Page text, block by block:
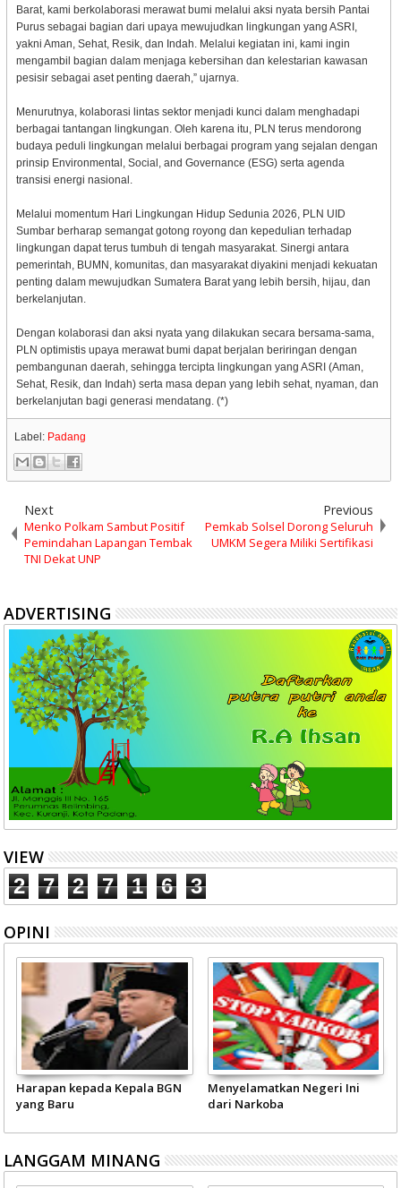
Barat, kami berkolaborasi merawat bumi melalui aksi nyata bersih Pantai
Purus sebagai bagian dari upaya mewujudkan lingkungan yang ASRI,
yakni Aman, Sehat, Resik, dan Indah. Melalui kegiatan ini, kami ingin
mengambil bagian dalam menjaga kebersihan dan kelestarian kawasan
pesisir sebagai aset penting daerah,” ujarnya.
Menurutnya, kolaborasi lintas sektor menjadi kunci dalam menghadapi
berbagai tantangan lingkungan. Oleh karena itu, PLN terus mendorong
budaya peduli lingkungan melalui berbagai program yang sejalan dengan
prinsip Environmental, Social, and Governance (ESG) serta agenda
transisi energi nasional.
Melalui momentum Hari Lingkungan Hidup Sedunia 2026, PLN UID
Sumbar berharap semangat gotong royong dan kepedulian terhadap
lingkungan dapat terus tumbuh di tengah masyarakat. Sinergi antara
pemerintah, BUMN, komunitas, dan masyarakat diyakini menjadi kekuatan
penting dalam mewujudkan Sumatera Barat yang lebih bersih, hijau, dan
berkelanjutan.
Dengan kolaborasi dan aksi nyata yang dilakukan secara bersama-sama,
PLN optimistis upaya merawat bumi dapat berjalan beriringan dengan
pembangunan daerah, sehingga tercipta lingkungan yang ASRI (Aman,
Sehat, Resik, dan Indah) serta masa depan yang lebih sehat, nyaman, dan
berkelanjutan bagi generasi mendatang. (*)
Label: Padang
Next
Menko Polkam Sambut Positif
Pemindahan Lapangan Tembak
TNI Dekat UNP
Previous
Pemkab Solsel Dorong Seluruh
UMKM Segera Miliki Sertifikasi
ADVERTISING
VIEW
2 7 2 7 1 6 3
OPINI
Harapan kepada Kepala BGN
yang Baru
Menyelamatkan Negeri Ini
dari Narkoba
LANGGAM MINANG